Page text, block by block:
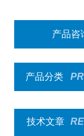
产品咨
产品分类
技术文章